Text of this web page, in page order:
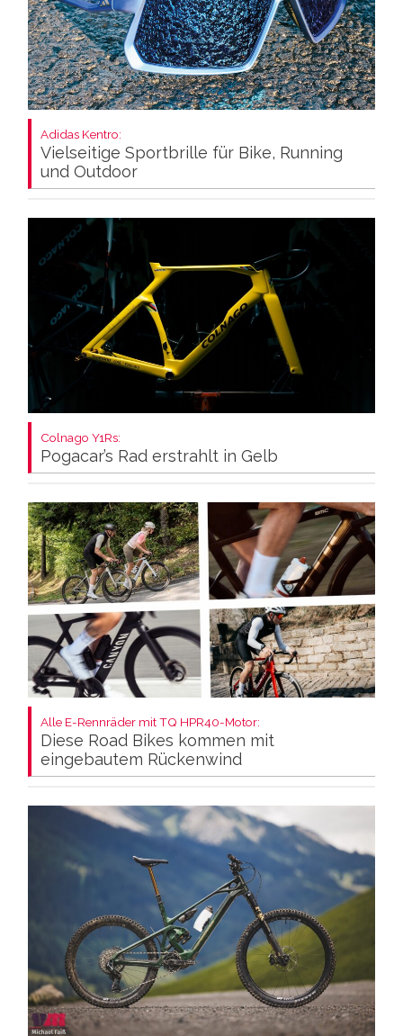
Adidas Kentro:
Vielseitige Sportbrille für Bike, Running
und Outdoor
Colnago Y1Rs:
Pogacar’s Rad erstrahlt in Gelb
Alle E-Rennräder mit TQ HPR40-Motor:
Diese Road Bikes kommen mit
eingebautem Rückenwind